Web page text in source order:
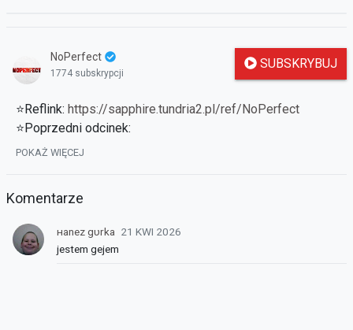
NoPerfect
1774 subskrypcji
SUBSKRYBUJ
⭐Reflink: https://sapphire.tundria2.pl/ref/NoPerfect
⭐Poprzedni odcinek:
https://strefauriela.tv/user/262/videos
POKAŻ WIĘCEJ
Komentarze
нanez gυrka 21 KWI 2026
jestem gejem